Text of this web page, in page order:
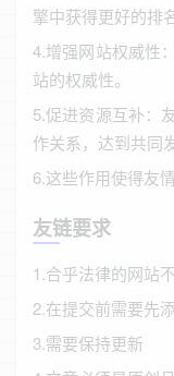
擎中获得更好的排名
4.增强网站权威性
站的权威性。
5.促进资源互补：
作关系，达到共同
6.这些作用使得友
友链要求
1.合乎法律的网站
2.在提交前需要先
3.需要保持更新